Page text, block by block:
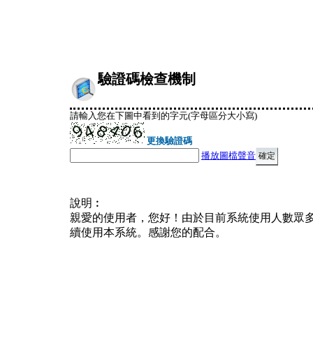
驗證碼檢查機制
請輸入您在下圖中看到的字元(字母區分大小寫)
更換驗證碼
播放圖檔聲音
說明︰
親愛的使用者，您好！由於目前系統使用人數眾
續使用本系統。感謝您的配合。